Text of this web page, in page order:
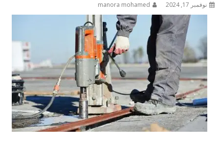
نوفمبر 17, 2024 manora mohamed